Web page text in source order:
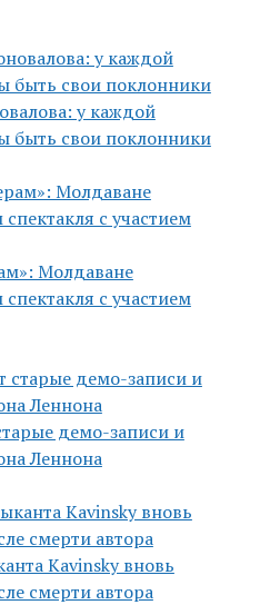
у каждой
быть свои поклонники
Молдаване
с участием
демо-записи и
Леннона
Kavinsky вновь
смерти автора